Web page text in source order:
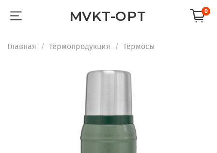
MVKT-OPT 0
Главная Термопродукция Термосы